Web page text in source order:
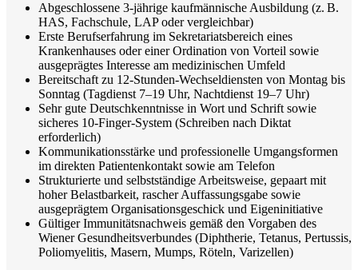
Abgeschlossene 3-jährige kaufmännische Ausbildung (z. B.
HAS, Fachschule, LAP oder vergleichbar)
Erste Berufserfahrung im Sekretariatsbereich eines
Krankenhauses oder einer Ordination von Vorteil sowie
ausgeprägtes Interesse am medizinischen Umfeld
Bereitschaft zu 12‑Stunden-Wechseldiensten von Montag bis
Sonntag (Tagdienst 7–19 Uhr, Nachtdienst 19–7 Uhr)
Sehr gute Deutschkenntnisse in Wort und Schrift sowie
sicheres 10-Finger-System (Schreiben nach Diktat
erforderlich)
Kommunikationsstärke und professionelle Umgangsformen
im direkten Patientenkontakt sowie am Telefon
Strukturierte und selbstständige Arbeitsweise, gepaart mit
hoher Belastbarkeit, rascher Auffassungsgabe sowie
ausgeprägtem Organisationsgeschick und Eigeninitiative
Gültiger Immunitätsnachweis gemäß den Vorgaben des
Wiener Gesundheitsverbundes (Diphtherie, Tetanus, Pertussis,
Poliomyelitis, Masern, Mumps, Röteln, Varizellen)